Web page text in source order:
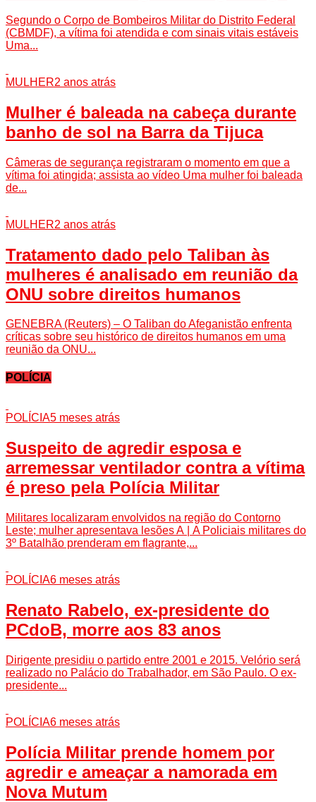
Segundo o Corpo de Bombeiros Militar do Distrito Federal
(CBMDF), a vítima foi atendida e com sinais vitais estáveis
Uma...
MULHER2 anos atrás
Mulher é baleada na cabeça durante
banho de sol na Barra da Tijuca
Câmeras de segurança registraram o momento em que a
vítima foi atingida; assista ao vídeo Uma mulher foi baleada
de...
MULHER2 anos atrás
Tratamento dado pelo Taliban às
mulheres é analisado em reunião da
ONU sobre direitos humanos
GENEBRA (Reuters) – O Taliban do Afeganistão enfrenta
críticas sobre seu histórico de direitos humanos em uma
reunião da ONU...
POLÍCIA
POLÍCIA5 meses atrás
Suspeito de agredir esposa e
arremessar ventilador contra a vítima
é preso pela Polícia Militar
Militares localizaram envolvidos na região do Contorno
Leste; mulher apresentava lesões A | A Policiais militares do
3º Batalhão prenderam em flagrante,...
POLÍCIA6 meses atrás
Renato Rabelo, ex-presidente do
PCdoB, morre aos 83 anos
Dirigente presidiu o partido entre 2001 e 2015. Velório será
realizado no Palácio do Trabalhador, em São Paulo. O ex-
presidente...
POLÍCIA6 meses atrás
Polícia Militar prende homem por
agredir e ameaçar a namorada em
Nova Mutum